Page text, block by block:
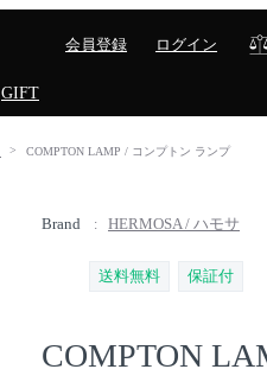
会員登録 ログイン
GIFT
COMPTON LAMP / コンプトン ランプ
Brand HERMOSA / ハモサ
送料無料 保証付
COMPTON